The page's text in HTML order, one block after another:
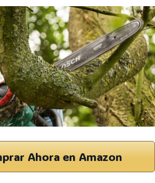
Ahora en Amazon